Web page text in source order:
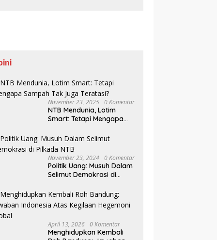
November 23, 2025 0 Komentar
NTB Mendunia, Lotim
Smart: Tetapi Mengapa
Teratasi?
November 23, 2024 0 Komentar
Politik Uang: Musuh Dalam
Selimut Demokrasi di
April 13, 2026 0 Komentar
Menghidupkan Kembali